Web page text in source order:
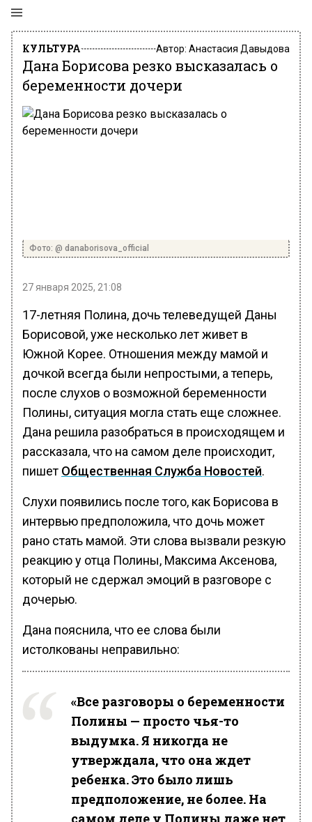
КУЛЬТУРА Автор: Анастасия Давыдова
Дана Борисова резко высказалась о
беременности дочери
Фото: @ danaborisova_official
27 января 2025, 21:08
17-летняя Полина, дочь телеведущей Даны
Борисовой, уже несколько лет живет в
Южной Корее. Отношения между мамой и
дочкой всегда были непростыми, а теперь,
после слухов о возможной беременности
Полины, ситуация могла стать еще сложнее.
Дана решила разобраться в происходящем и
рассказала, что на самом деле происходит,
пишет Общественная Служба Новостей.
Слухи появились после того, как Борисова в
интервью предположила, что дочь может
рано стать мамой. Эти слова вызвали резкую
реакцию у отца Полины, Максима Аксенова,
который не сдержал эмоций в разговоре с
дочерью.
Дана пояснила, что ее слова были
истолкованы неправильно:
«Все разговоры о беременности
Полины — просто чья-то
выдумка. Я никогда не
утверждала, что она ждет
ребенка. Это было лишь
предположение, не более. На
самом деле у Полины даже нет